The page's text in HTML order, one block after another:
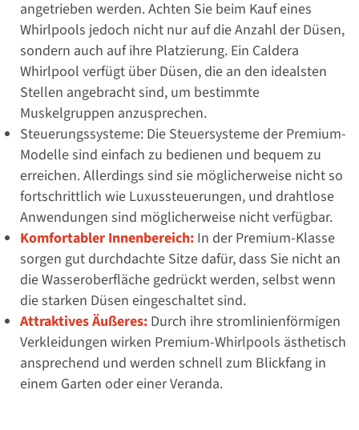
angetrieben werden. Achten Sie beim Kauf eines
Whirlpools jedoch nicht nur auf die Anzahl der Düsen,
sondern auch auf ihre Platzierung. Ein Caldera
Whirlpool verfügt über Düsen, die an den idealsten
Stellen angebracht sind, um bestimmte
Muskelgruppen anzusprechen.
Steuerungssysteme: Die Steuersysteme der Premium-
Modelle sind einfach zu bedienen und bequem zu
erreichen. Allerdings sind sie möglicherweise nicht so
fortschrittlich wie Luxussteuerungen, und drahtlose
Anwendungen sind möglicherweise nicht verfügbar.
Komfortabler Innenbereich: In der Premium-Klasse
sorgen gut durchdachte Sitze dafür, dass Sie nicht an
die Wasseroberfläche gedrückt werden, selbst wenn
die starken Düsen eingeschaltet sind.
Attraktives Äußeres: Durch ihre stromlinienförmigen
Verkleidungen wirken Premium-Whirlpools ästhetisch
ansprechend und werden schnell zum Blickfang in
einem Garten oder einer Veranda.